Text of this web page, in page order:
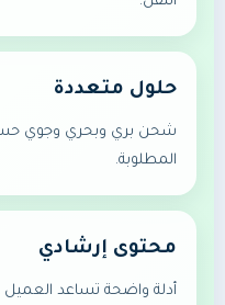
حلول متعددة
شحن بري وبحري وجوي
المطلوبة.
محتوى إرشادي
أدلة واضحة تساعد